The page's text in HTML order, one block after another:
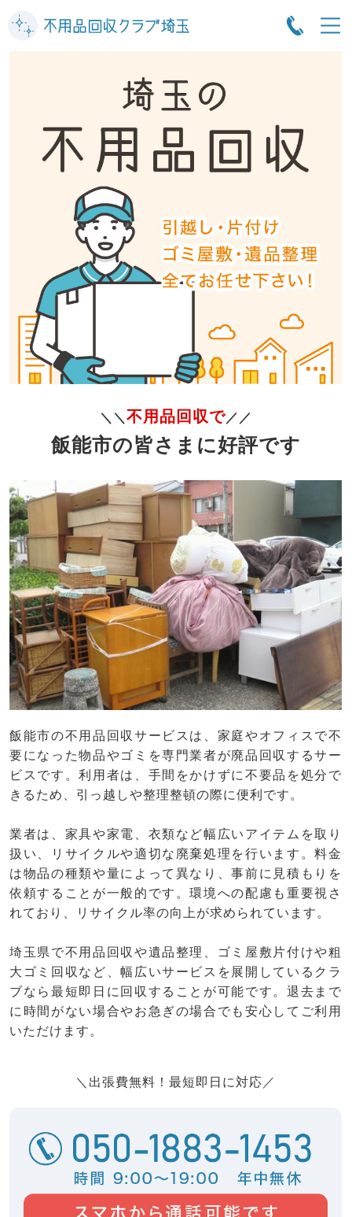
＼＼ 不用品回収で／／
飯能市の皆さまに好評です
飯能市の不用品回収サービスは、家庭やオフィスで不
要になった物品やゴミを専門業者が廃品回収するサー
ビスです。利用者は、手間をかけずに不要品を処分で
きるため、引っ越しや整理整頓の際に便利です。
業者は、家具や家電、衣類など幅広いアイテムを取り
扱い、リサイクルや適切な廃棄処理を行います。料金
は物品の種類や量によって異なり、事前に見積もりを
依頼することが一般的です。環境への配慮も重要視さ
れており、リサイクル率の向上が求められています。
埼玉県で不用品回収や遺品整理、ゴミ屋敷片付けや粗
大ゴミ回収など、幅広いサービスを展開しているクラ
ブなら最短即日に回収することが可能です。退去まで
に時間がない場合やお急ぎの場合でも安心してご利用
いただけます。
＼出張費無料！最短即日に対応／